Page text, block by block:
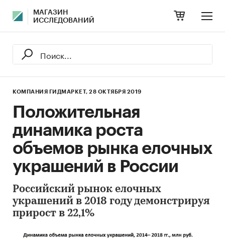
МАГАЗИН
ИССЛЕДОВАНИЙ
КОМПАНИЯ ГИДМАРКЕТ, 28 ОКТЯБРЯ 2019
Положительная
динамика роста
объемов рынка елочных
украшений в России
Российский рынок елочных
украшений в 2018 году демонстрируя
прирост в 22,1%